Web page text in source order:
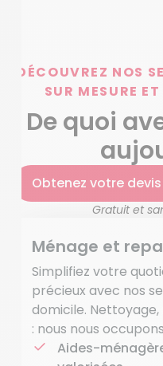
DÉCOUVREZ NOS
SUR MESURE
De quoi
Obtenez votre
Gratuit et
Ménage et
Simplifiez votre
précieux avec nos
domicile.
: nous nous
Aides-